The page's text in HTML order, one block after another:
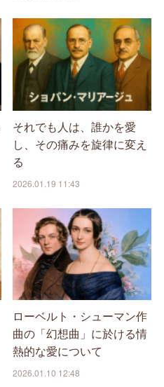
それでも人は、誰かを愛
し、その痛みを旋律に変え
る
2026.01.19 11:43
ローベルト・シューマン作
曲の「幻想曲」に於ける情
熱的な愛について
2026.01.10 12:48